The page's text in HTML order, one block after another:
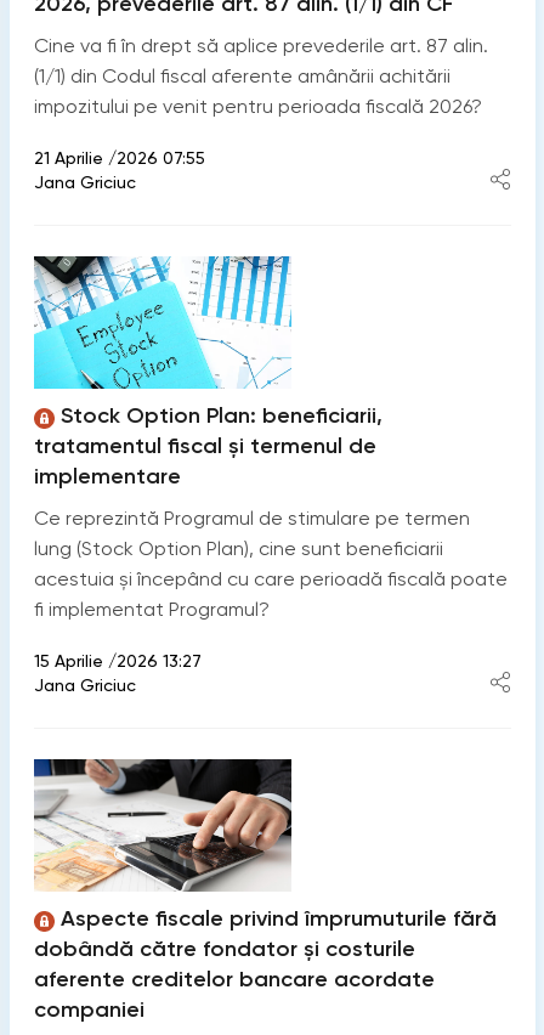
Cine va fi în drept să aplice prevederile art. 87 alin.
(1/1) din Codul fiscal aferente amânării achitării
impozitului pe venit pentru perioada fiscală 2026?
21 Aprilie /2026 07:55
Jana Griciuc
Stock Option Plan: beneficiarii,
tratamentul fiscal și termenul de
implementare
Ce reprezintă Programul de stimulare pe termen
lung (Stock Option Plan), cine sunt beneficiarii
acestuia și începând cu care perioadă fiscală poate
fi implementat Programul?
15 Aprilie /2026 13:27
Jana Griciuc
Aspecte fiscale privind împrumuturile fără
dobândă către fondator și costurile
aferente creditelor bancare acordate
companiei